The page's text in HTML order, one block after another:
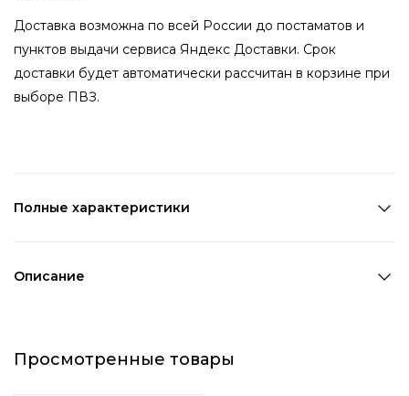
Доставка возможна по всей России до постаматов и
пунктов выдачи сервиса Яндекс Доставки. Срок
доставки будет автоматически рассчитан в корзине при
выборе ПВЗ.
Полные характеристики
Длина 1: 28 см
Описание
основной части прикреплена булавка с тремя
Просмотренные товары